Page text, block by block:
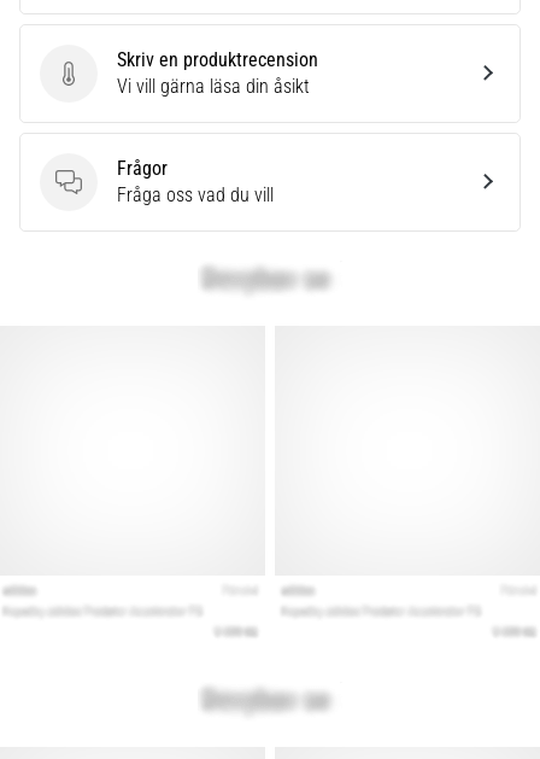
Skriv en produktrecension
Skriv en produktrecension
Vi vill gärna läsa din åsikt
Frågor
Frågor
Fråga oss vad du vill